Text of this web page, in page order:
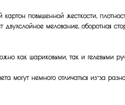
повышенной жесткости,
двухслойное мелование, оборотная
как шариковыми, так и гелевыми
могут немного отличаться из-за